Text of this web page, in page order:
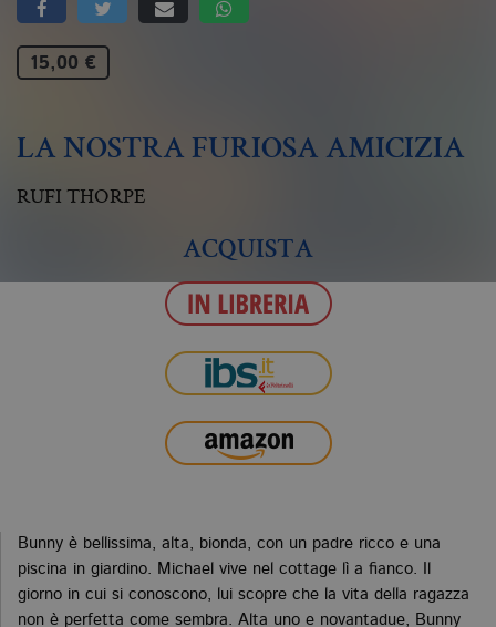
15,00 €
LA NOSTRA FURIOSA AMICIZIA
RUFI THORPE
ACQUISTA
Bunny è bellissima, alta, bionda, con un padre ricco e una
piscina in giardino. Michael vive nel cottage lì a fianco. Il
giorno in cui si conoscono, lui scopre che la vita della ragazza
non è perfetta come sembra. Alta uno e novantadue, Bunny